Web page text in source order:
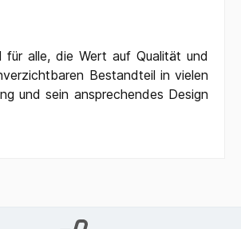
alle, die Wert auf Qualität und
Bestandteil in vielen
und sein ansprechendes Design